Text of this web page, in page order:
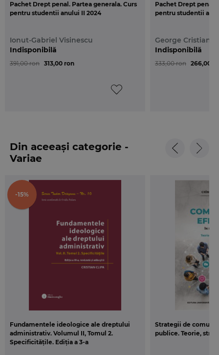
Pachet Drept penal. Partea generala. Curs
pentru studentii anului II 2024
Ionut-Gabriel Visinescu
391,00 ron 313,00 ron
Indisponibilă
Pachet Drept penal.
pentru studentii
George Cristian
333,00 ron 266,00
Indisponibilă
Din aceeași categorie -
Variae
-15%
Fundamentele ideologice ale dreptului
administrativ. Volumul II, Tomul 2.
Specificitățile. Ediția a 3-a
Strategii de
publice. Teorie,